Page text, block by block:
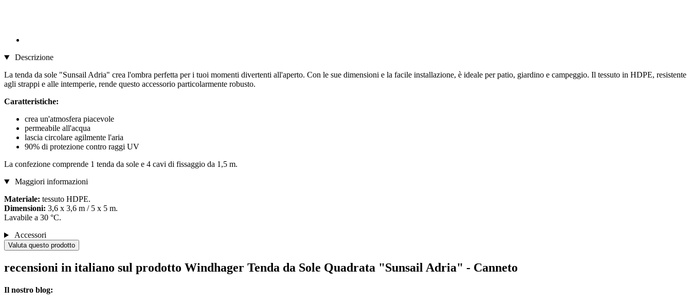
Descrizione
La tenda da sole "Sunsail Adria" crea l'ombra perfetta per i tuoi momenti divertenti all'aperto. Con le sue dimensioni e la facile installazione, è ideale per patio, giardino e campeggio. Il tessuto in HDPE, resistente
agli strappi e alle intemperie, rende questo accessorio particolarmente robusto.
Caratteristiche:
crea un'atmosfera piacevole
permeabile all'acqua
lascia circolare agilmente l'aria
90% di protezione contro raggi UV
La confezione comprende 1 tenda da sole e 4 cavi di fissaggio da 1,5 m.
Maggiori informazioni
Materiale: tessuto HDPE.
Dimensioni: 3,6 x 3,6 m / 5 x 5 m.
Lavabile a 30 °C.
Accessori
Valuta questo prodotto
recensioni in italiano sul prodotto Windhager Tenda da Sole Quadrata "Sunsail Adria" - Canneto
Il nostro blog: